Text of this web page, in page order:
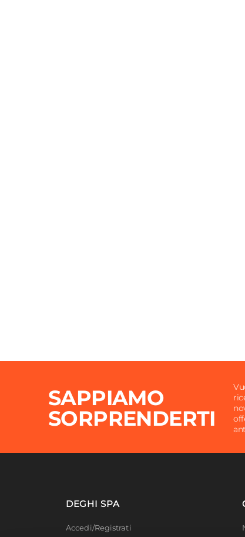
SAPPIAMO
SORPRENDERTI
DEGHI SPA
Accedi/Registrati